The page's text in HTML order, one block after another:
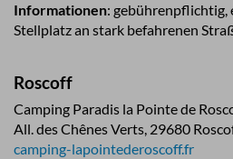
Informationen: gebührenpflichtig,
Stellplatz an stark befahrenen
Roscoff
Camping Paradis la Pointe de
All. des Chênes Verts, 29680
camping-lapointederoscoff.fr